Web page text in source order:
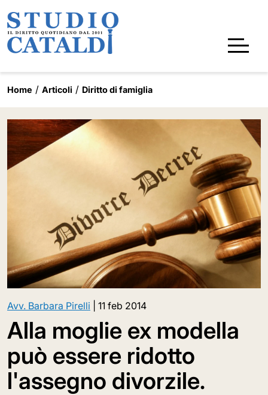
Home Articoli Diritto di famiglia
Avv. Barbara Pirelli 11 feb 2014
Alla moglie ex modella
può essere ridotto
l'assegno divorzile.